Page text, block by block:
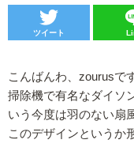
ツイート
こんばんわ、zourusで
掃除機で有名なダイソ
いう今度は羽のない扇
このデザインというか